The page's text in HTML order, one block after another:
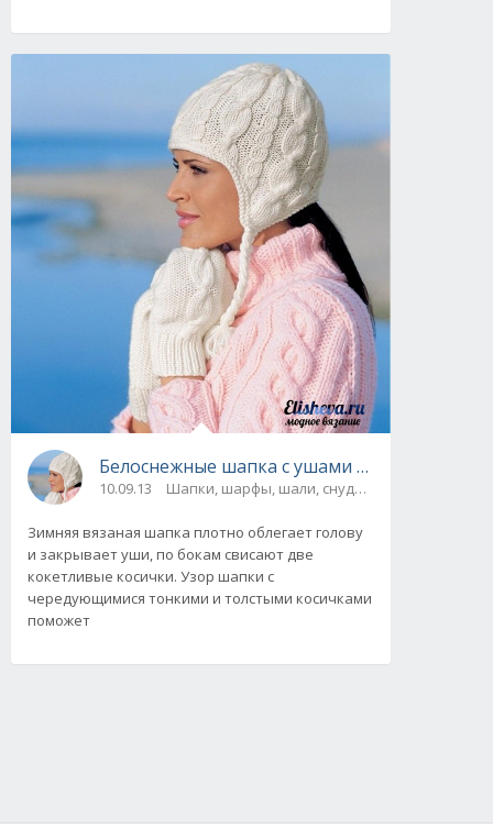
Белоснежные шапка с ушами и варежки
10.09.13 Шапки, шарфы, шали, снуды и палантины /
Зимняя вязаная шапка плотно облегает голову
и закрывает уши, по бокам свисают две
кокетливые косички. Узор шапки с
чередующимися тонкими и толстыми косичками
поможет